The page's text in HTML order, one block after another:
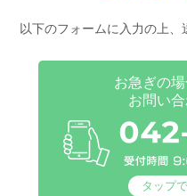
以下のフォームに入力の上、
お急ぎの
お問い合
タップ